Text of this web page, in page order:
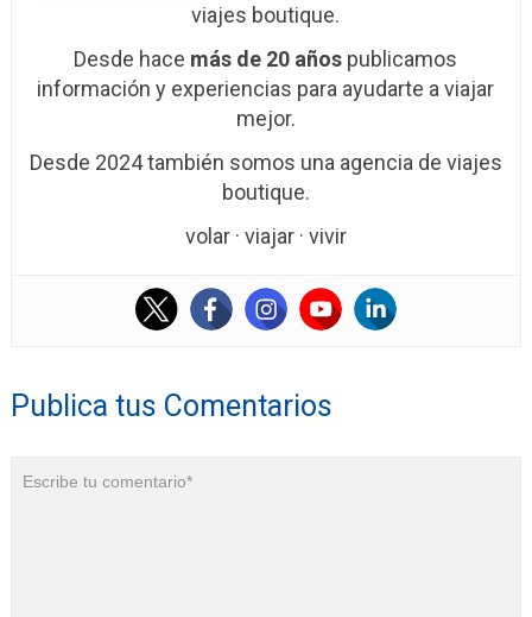
viajes boutique.
Desde hace más de 20 años publicamos
información y experiencias para ayudarte a viajar
mejor.
Desde 2024 también somos una agencia de viajes
boutique.
volar · viajar · vivir
Publica tus Comentarios